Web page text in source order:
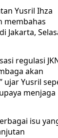
Yusril Ihza
membahas
Jakarta,
regulasi
akan
ujar Yusril
menjaga
isu